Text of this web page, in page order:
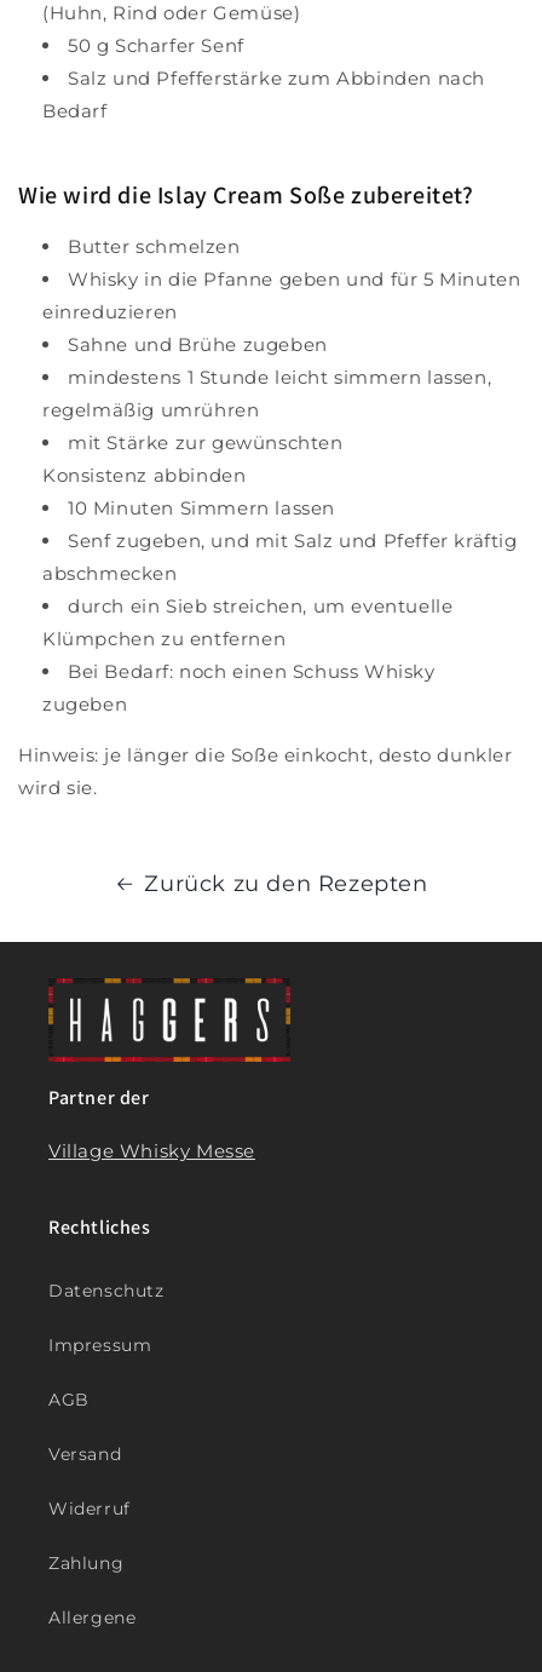
(Huhn, Rind oder Gemüse)
50 g Scharfer Senf
Salz und Pfefferstärke zum Abbinden nach
Bedarf
Wie wird die Islay Cream Soße zubereitet?
Butter schmelzen
Whisky in die Pfanne geben und für 5 Minuten
einreduzieren
Sahne und Brühe zugeben
mindestens 1 Stunde leicht simmern lassen,
regelmäßig umrühren
mit Stärke zur gewünschten
Konsistenz abbinden
10 Minuten Simmern lassen
Senf zugeben, und mit Salz und Pfeffer kräftig
abschmecken
durch ein Sieb streichen, um eventuelle
Klümpchen zu entfernen
Bei Bedarf: noch einen Schuss Whisky
zugeben
Hinweis: je länger die Soße einkocht, desto dunkler
wird sie.
Zurück zu den Rezepten
Partner der
Village Whisky Messe
Rechtliches
Datenschutz
Impressum
AGB
Versand
Widerruf
Zahlung
Allergene